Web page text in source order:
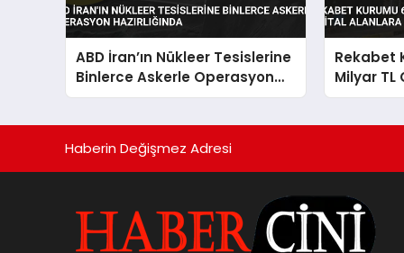
ABD İran’ın Nükleer Tesislerine
Binlerce Askerle Operasyon
Hazırlığında
Rekabet
Milyar TL
Alanlara
Haberin Değişmez Adresi